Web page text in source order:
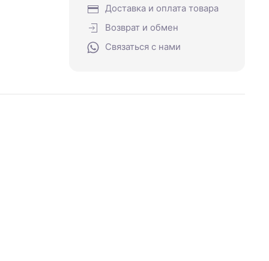
Доставка и оплата товара
Возврат и обмен
Связаться с нами